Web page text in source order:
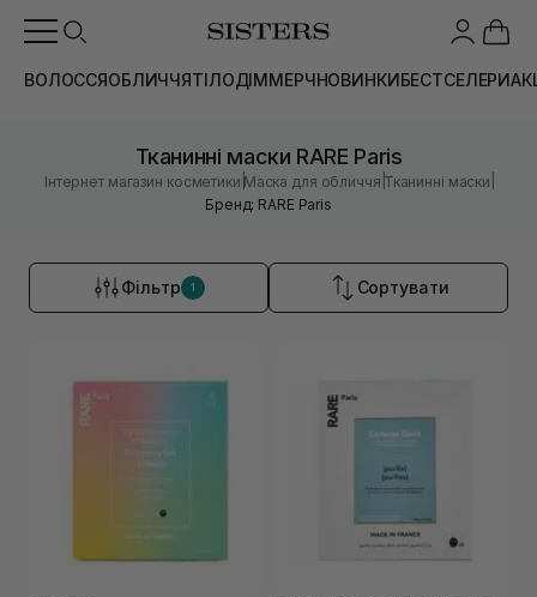
ВОЛОССЯОБЛИЧЧЯТІЛОДІММЕРЧНОВИНКИБЕСТСЕЛЕРИ
Тканинні маски RARE Paris
Інтернет магазин косметики |Маска для обличчя |Тканинні маски
Бренд: RARE Paris
Фільтр 1 Сортувати